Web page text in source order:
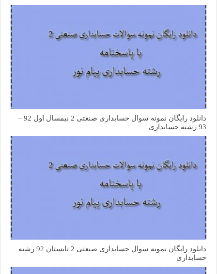
دانلود رایگان نمونه سوال حسابداری صنعتی 2 نیمسال اول 92 –
93 رشته حسابداری
دانلود رایگان نمونه سوال حسابداری صنعتی 2 تابستان 92 رشته
حسابداری